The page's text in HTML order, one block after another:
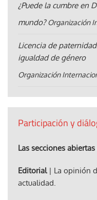
¿Puede la cumbre en
mundo? Organización
Licencia de
igualdad de género
Organización
Participación y
Las secciones
Editorial| La opinión
actualidad.